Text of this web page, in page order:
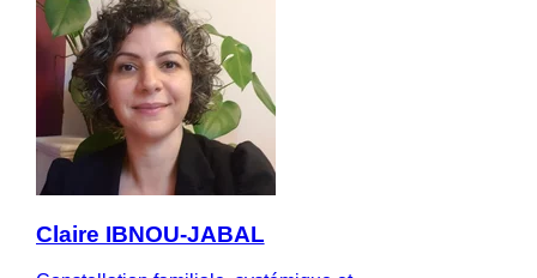
Claire IBNOU-JABAL